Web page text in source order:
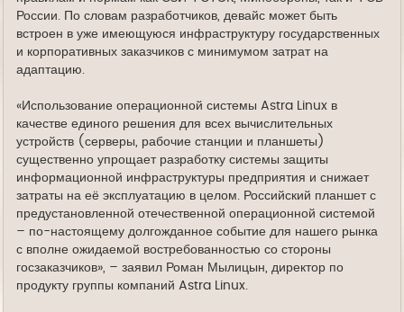
России. По словам разработчиков, девайс может быть
встроен в уже имеющуюся инфраструктуру государственных
и корпоративных заказчиков с минимумом затрат на
адаптацию.
«Использование операционной системы Astra Linux в
качестве единого решения для всех вычислительных
устройств (серверы, рабочие станции и планшеты)
существенно упрощает разработку системы защиты
информационной инфраструктуры предприятия и снижает
затраты на её эксплуатацию в целом. Российский планшет с
предустановленной отечественной операционной системой
– по-настоящему долгожданное событие для нашего рынка
с вполне ожидаемой востребованностью со стороны
госзаказчиков», – заявил Роман Мылицын, директор по
продукту группы компаний Astra Linux.